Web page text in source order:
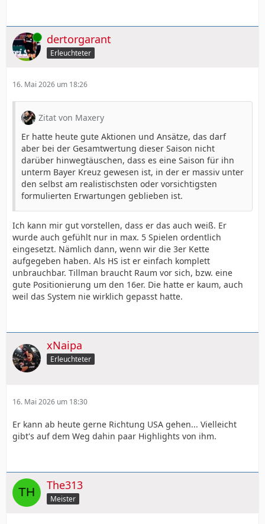
Online dertorgarant
Erleuchteter
16. Mai 2026 um 18:26
Zitat von Maxery
Er hatte heute gute Aktionen und Ansätze, das darf
aber bei der Gesamtwertung dieser Saison nicht
darüber hinwegtäuschen, dass es eine Saison für ihn
unterm Bayer Kreuz gewesen ist, in der er massiv unter
den selbst am realistischsten oder vorsichtigsten
formulierten Erwartungen geblieben ist.
Ich kann mir gut vorstellen, dass er das auch weiß. Er
wurde auch gefühlt nur in max. 5 Spielen ordentlich
eingesetzt. Nämlich dann, wenn wir die 3er Kette
aufgegeben haben. Als HS ist er einfach komplett
unbrauchbar. Tillman braucht Raum vor sich, bzw. eine
gute Positionierung um den 16er. Die hatte er kaum, auch
weil das System nie wirklich gepasst hatte.
xNaipa
Erleuchteter
16. Mai 2026 um 18:30
Er kann ab heute gerne Richtung USA gehen... Vielleicht
gibt's auf dem Weg dahin paar Highlights von ihm.
The313
Meister